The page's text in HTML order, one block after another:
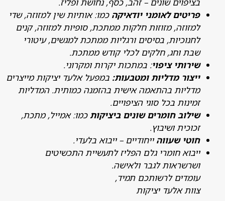
שונים – זהב, כסף, נחושת ופליז.
לאומני יודאיקהכמו: אותיות שין למזוזה, שדי
מזוזות חלקות ממתכת, סופיות למזוזה, קנים
בסיסים ורגליות ממתכת למגשים, עיטורי
וחג, חלקים לכלי קודש ממתכת.
ציפוי: במתכות יקרות ומקרוני.
מדליות ומטבעות:במפעל אלעד יציקות מייצרים
בהתאמה אישית בהזמנה כמותית. המדליות
בכל סוגי הציפויים.
חומרים שונים ביציקותכמו: אמייל, מתכת,
ושיבוץ.
שעווה ייחודיים – ייבוא בלעדי.
חומרי גלם הפליז לתעשיית התכשיטים
לגבר ולאישה.
לרשותכם תמיד,
אלעד יציקות